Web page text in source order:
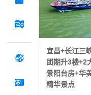
宜昌+长江三
团期升3楼+2
景阳台房+华
精华景点